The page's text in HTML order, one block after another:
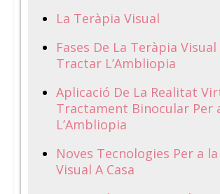
La Teràpia Visual
Fases De La Teràpia Visual
Tractar L’Ambliopia
Aplicació De La Realitat
Tractament Binocular Per
L’Ambliopia
Noves Tecnologies Per a
Visual A Casa